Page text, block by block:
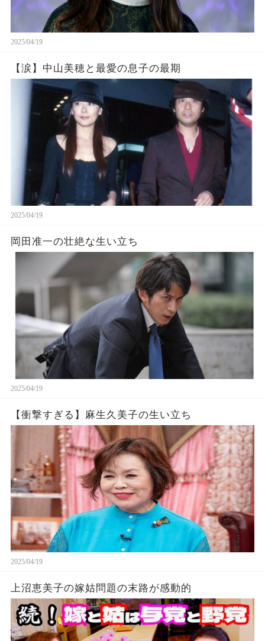
2025/04/19
【涙】中山美穂と最愛の息子の最期
2025/04/19
岡田准一の壮絶な生い立ち
2025/04/19
【衝撃すぎる】麻生久美子の生い立ち
2025/04/19
上沼恵美子の嫁姑問題の末路が感動的